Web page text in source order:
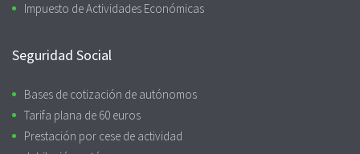
Impuesto de Actividades Económicas
Seguridad Social
Bases de cotización de autónomos
Tarifa plana de 60 euros
Prestación por cese de actividad